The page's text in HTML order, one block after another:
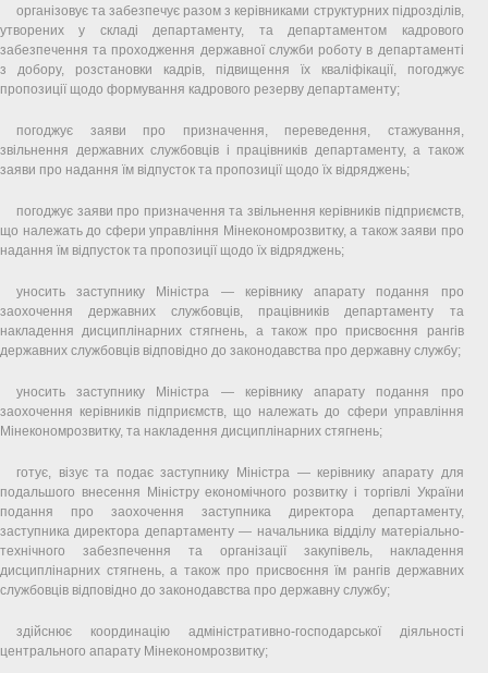
організовує та забезпечує разом з керівниками структурних підрозділів,
утворених у складі департаменту, та департаментом кадрового
забезпечення та проходження державної служби роботу в департаменті
з добору, розстановки кадрів, підвищення їх кваліфікації, погоджує
пропозиції щодо формування кадрового резерву департаменту;
погоджує заяви про призначення, переведення, стажування,
звільнення державних службовців і працівників департаменту, а також
заяви про надання їм відпусток та пропозиції щодо їх відряджень;
погоджує заяви про призначення та звільнення керівників підприємств,
що належать до сфери управління Мінекономрозвитку, а також заяви про
надання їм відпусток та пропозиції щодо їх відряджень;
уносить заступнику Міністра — керівнику апарату подання про
заохочення державних службовців, працівників департаменту та
накладення дисциплінарних стягнень, а також про присвоєння рангів
державних службовців відповідно до законодавства про державну службу;
уносить заступнику Міністра — керівнику апарату подання про
заохочення керівників підприємств, що належать до сфери управління
Мінекономрозвитку, та накладення дисциплінарних стягнень;
готує, візує та подає заступнику Міністра — керівнику апарату для
подальшого внесення Міністру економічного розвитку і торгівлі України
подання про заохочення заступника директора департаменту,
заступника директора департаменту — начальника відділу матеріально-
технічного забезпечення та організації закупівель, накладення
дисциплінарних стягнень, а також про присвоєння їм рангів державних
службовців відповідно до законодавства про державну службу;
здійснює координацію адміністративно-господарської діяльності
центрального апарату Мінекономрозвитку;